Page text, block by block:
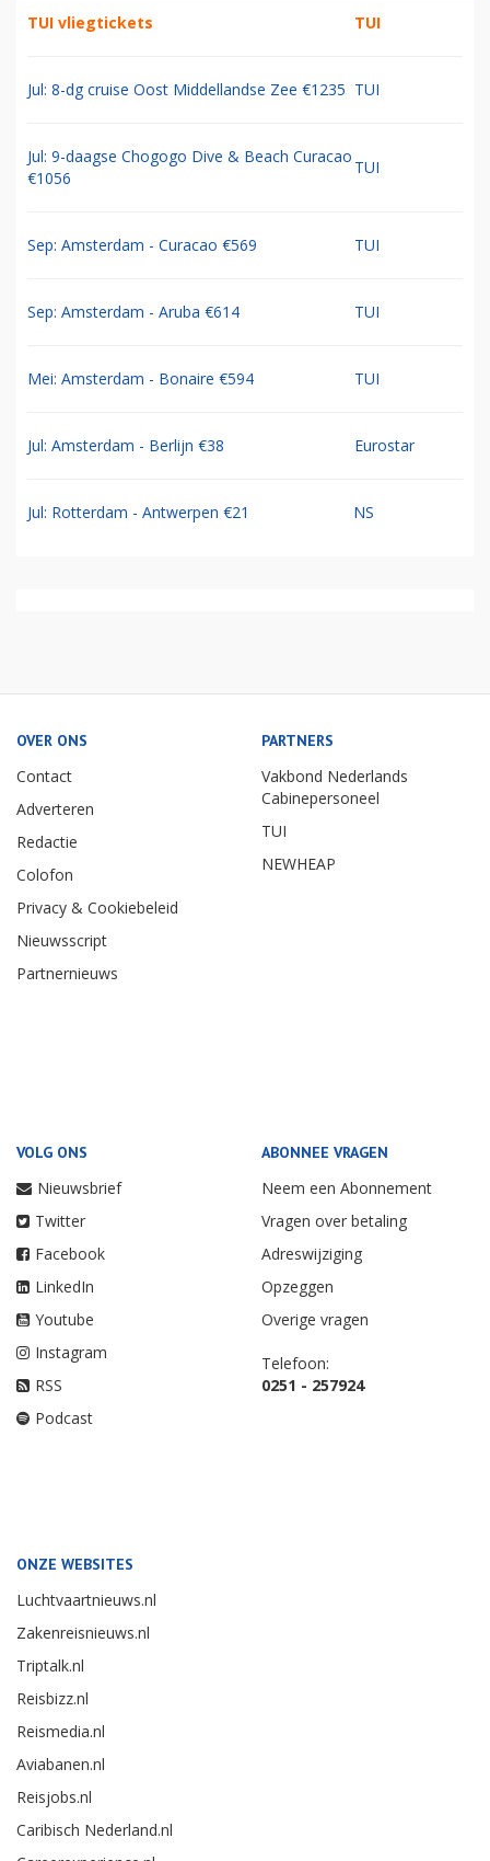
TUI vliegtickets TUI
Jul: 8-dg cruise Oost Middellandse Zee €1235 TUI
Jul: 9-daagse Chogogo Dive & Beach Curacao
€1056
TUI
Sep: Amsterdam - Curacao €569 TUI
Sep: Amsterdam - Aruba €614 TUI
Mei: Amsterdam - Bonaire €594 TUI
Jul: Amsterdam - Berlijn €38 Eurostar
Jul: Rotterdam - Antwerpen €21 NS
OVER ONS
Contact
Adverteren
Redactie
Colofon
Privacy & Cookiebeleid
Nieuwsscript
Partnernieuws
PARTNERS
Vakbond Nederlands
Cabinepersoneel
TUI
NEWHEAP
VOLG ONS
Nieuwsbrief
Twitter
Facebook
LinkedIn
Youtube
Instagram
RSS
Podcast
ABONNEE VRAGEN
Neem een Abonnement
Vragen over betaling
Adreswijziging
Opzeggen
Overige vragen
Telefoon:
0251 - 257924
ONZE WEBSITES
Luchtvaartnieuws.nl
Zakenreisnieuws.nl
Triptalk.nl
Reisbizz.nl
Reismedia.nl
Aviabanen.nl
Reisjobs.nl
Caribisch Nederland.nl